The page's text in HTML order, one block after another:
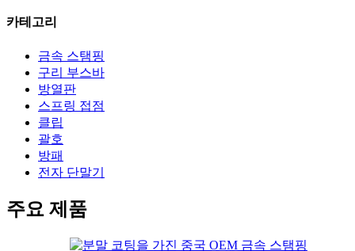
카테고리
금속 스탬핑
구리 부스바
방열판
스프링 접점
클립
괄호
방패
전자 단말기
주요 제품